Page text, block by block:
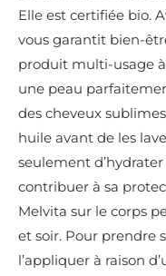
Elle est certifiée bio.
vous garantit bien-
produit multi-usage
une peau
des cheveux
huile avant de les
seulement
contribuer à sa
Melvita sur le corps
et soir. Pour prendre
l’appliquer à raison